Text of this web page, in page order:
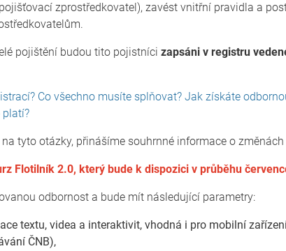
zprostředkovatel), zavést vnitřní pravidla a
pojištění budou tito pojistníci zapsáni v registru
Co všechno musíte splňovat? Jak získáte
platí?
tyto otázky, přinášíme souhrnné informace o
Flotilník 2.0, který bude k dispozici v průběhu
odbornost a bude mít následující parametry:
textu, videa a interaktivit, vhodná i pro mobilní
ČNB),